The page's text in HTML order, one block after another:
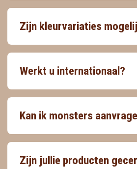
Zijn kleurvariaties
Werkt u internationaal?
Kan ik monsters
Zijn jullie producten